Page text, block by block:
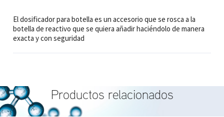
El dosificador para botella es un accesorio que se rosca a la
botella de reactivo que se quiera añadir haciéndolo de manera
exacta y con seguridad
Productos relacionados